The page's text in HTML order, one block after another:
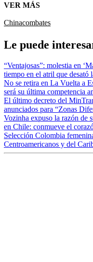
VER MÁS
Chinacombates
Le puede
“Ventajosas”: molestia en
tiempo en el atril que desató
No se retira en La Vuelta a
será su última competencia
El último decreto del
anunciados para “Zonas
Vozinha expuso la razón de
en Chile: conmueve el
Selección Colombia
Centroamericanos y del